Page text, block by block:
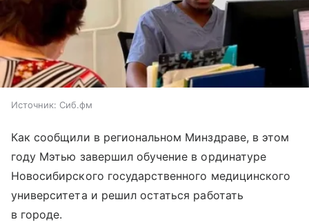
Источник: Сиб.фм
Как сообщили в региональном Минздраве, в этом
году Мэтью завершил обучение в ординатуре
Новосибирского государственного медицинского
университета и решил остаться работать
в городе.